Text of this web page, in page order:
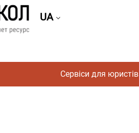
UA
Сервіси для юристів